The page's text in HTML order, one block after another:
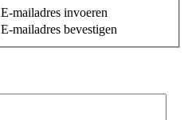
E-mailadres invoeren
E-mailadres bevestigen